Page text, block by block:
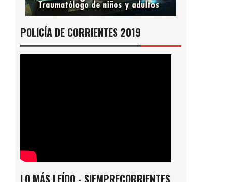
POLICÍA DE CORRIENTES 2019